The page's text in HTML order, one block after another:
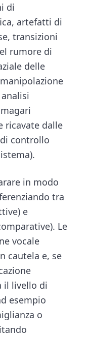
di
artefatti di
transizioni
rumore di
delle
ricavate dalle
controllo
in modo
tra
e
Le
vocale
cautela e, se
il livello di
esempio
o